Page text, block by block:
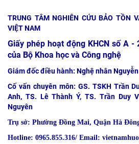
TRUNG TÂM NGHIÊN CỨU BẢO TỒN
VIỆT NAM
Giấy phép hoạt động KHCN số A
của Bộ Khoa học và Công nghệ
Giám đốc điều hành: Nghệ nhân
Cố vấn chuyên môn: GS. TSKH Trần
Anh, TS. Lê Thành Ý, TS. Trần Duy
Nguyên
Trụ sở: Phường Đồng Mai, Quận Hà
Hotline: 0965.855.316/ Email: